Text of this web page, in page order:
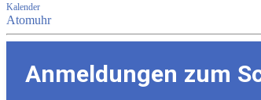
Kalender
Atomuhr
Anmeldungen zum